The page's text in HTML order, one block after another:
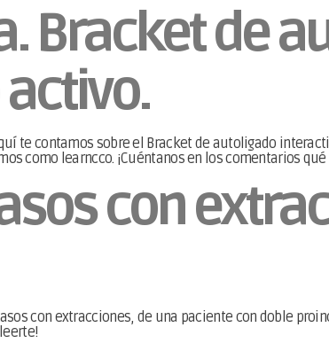
Bracket de
te contamos sobre el Bracket de autoligado
como learncco. ¡Cuéntanos en los comentarios
con
con extracciones, de una paciente con doble